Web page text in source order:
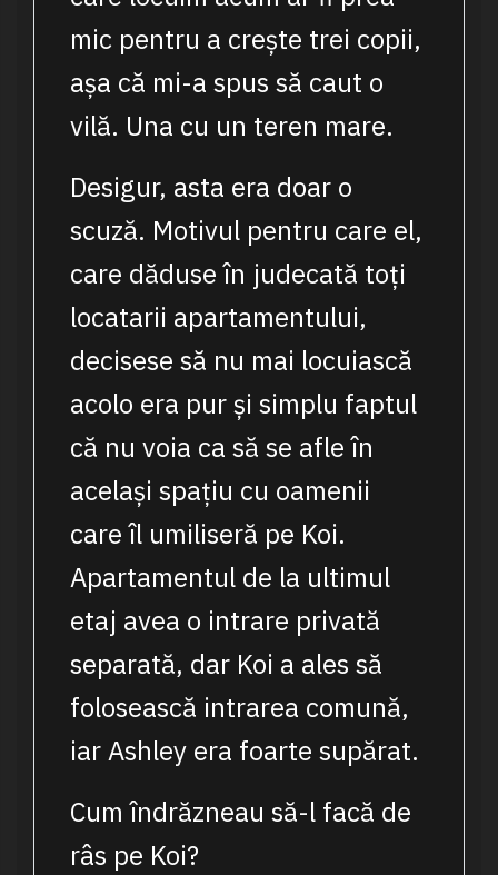
mic pentru a crește trei copii,
așa că mi-a spus să caut o
vilă. Una cu un teren mare.
Desigur, asta era doar o
scuză. Motivul pentru care el,
care dăduse în judecată toți
locatarii apartamentului,
decisese să nu mai locuiască
acolo era pur și simplu faptul
că nu voia ca să se afle în
același spațiu cu oamenii
care îl umiliseră pe Koi.
Apartamentul de la ultimul
etaj avea o intrare privată
separată, dar Koi a ales să
folosească intrarea comună,
iar Ashley era foarte supărat.
Cum îndrăzneau să-l facă de
râs pe Koi?